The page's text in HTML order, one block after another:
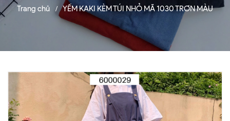
Trang chủ / YẾM KAKI KÈM TÚI NHỎ MÃ 1030 TRƠN MÀU